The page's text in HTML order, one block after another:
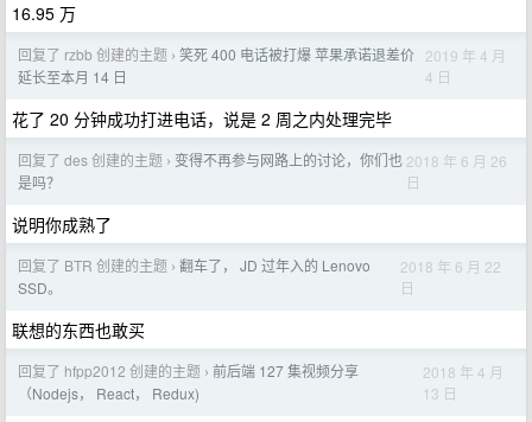
16.95 万
回复了 rzbb 创建的主题 › 笑死 400 电话被打爆 苹果承诺退差价
延长至本月 14 日
2019 年 4 月
4 日
花了 20 分钟成功打进电话，说是 2 周之内处理完毕
回复了 des 创建的主题 › 变得不再参与网路上的讨论，你们也
是吗？
2018 年 6 月 26
日
说明你成熟了
回复了 BTR 创建的主题 › 翻车了， JD 过年入的 Lenovo
SSD。
2018 年 6 月 22
日
联想的东西也敢买
回复了 hfpp2012 创建的主题 › 前后端 127 集视频分享
（Nodejs， React， Redux)
2018 年 4 月
13 日